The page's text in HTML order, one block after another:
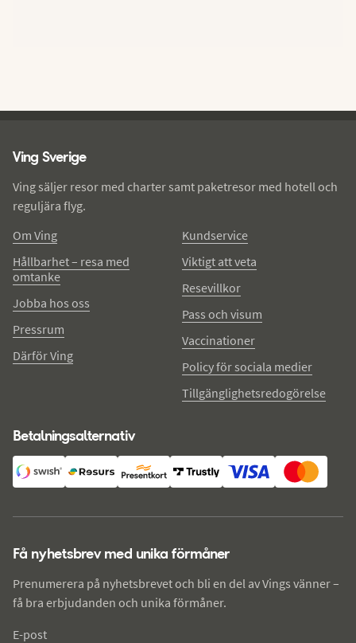
Ving Sverige
Ving säljer resor med charter samt paketresor med hotell och
reguljära flyg.
Om Ving
Hållbarhet – resa med
omtanke
Jobba hos oss
Pressrum
Därför Ving
Kundservice
Viktigt att veta
Resevillkor
Pass och visum
Vaccinationer
Policy för sociala medier
Tillgänglighetsredogörelse
Betalningsalternativ
Få nyhetsbrev med unika förmåner
Prenumerera på nyhetsbrevet och bli en del av Vings vänner –
få bra erbjudanden och unika förmåner.
E-post